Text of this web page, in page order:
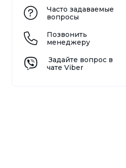
Часто задаваемые
вопросы
Позвонить
менеджеру
Задайте вопрос в
чате Viber